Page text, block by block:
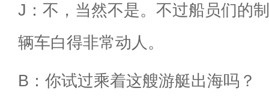
J：不，当然不是。不过船员们的
辆车白得非常动人。
B：你试过乘着这艘游艇出海吗？